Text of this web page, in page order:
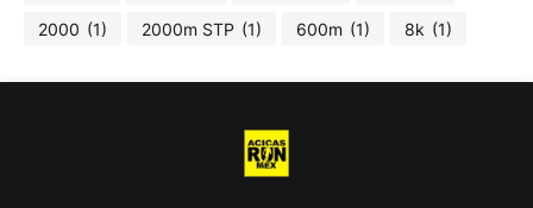
2000 (1) 2000m STP (1) 600m (1) 8k (1)